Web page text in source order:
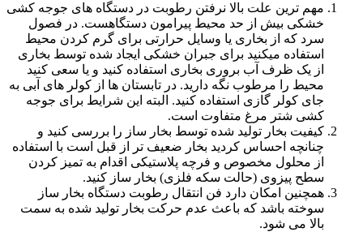
مهم ترین علت بالا نرفتن رطوبت در دستگاه های جوجه کشی
خشکی بیش از حد محیط پیرامون دستگاهست. در فصول
سرد که از بخاری یا وسایل حرارتی برای گرم کردن محیط
استفاده میکنید برای جبران خشکی ایجاد شده توسط بخاری
از یک ظرف آب بروری بخاری استفاده کنید و یا سعی کنید
محیط را مرطوب نگه دارید. در تابستان ها از کولر های آبی به
جای کولر گازی استفاده کنید. البته این شرایط برای جوجه
کشی شتر مرغ متفاوت است.
کیفیت بخار تولید شده توسط بخار ساز را بررسی کنید و
چنانچه احساس کردید بخار ضعیف تر از قبل است با استفاده
از محلول مخصوص و فرچه پلاستیکی اقدام به تمیز کردن
سطح پیزوی (حالت سکه فلزی) بخار ساز کنید.
همچنین امکان دارد فن انتقال رطوبت دستگاه بخار ساز
سوخته باشد که باعث عدم حرکت بخار تولید شده به سمت
بالا می شود.